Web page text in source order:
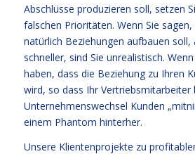
Abschlüsse produzieren soll, setzen
falschen Prioritäten. Wenn Sie
natürlich Beziehungen aufbauen
schneller, sind Sie unrealistisch.
haben, dass die Beziehung zu Ihren
wird, so dass Ihr Vertriebsmitarbeiter
Unternehmenswechsel Kunden
einem Phantom hinterher.
Unsere Klientenprojekte zu